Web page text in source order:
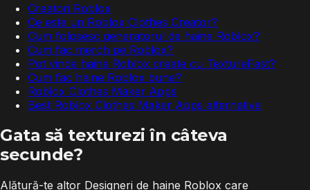
Creatori Roblox
Ce este un Roblox Clothes Creator?
Cum folosesc generatorul de haine Roblox?
Cum fac merch pe Roblox?
Pot vinde haine Roblox create cu TextureFast?
Cum fac haine Roblox bune?
Roblox Clothes Maker Apps
Best Roblox Clothes Maker Apps alternative
Gata să texturezi în câteva
secunde?
Alătură-te altor Designeri de haine Roblox care